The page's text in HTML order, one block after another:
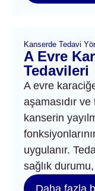
Kanserde Tedavi
A Evre
Tedavileri
A evre
aşamasıdır
kanserin
uygulanır.
sağlık